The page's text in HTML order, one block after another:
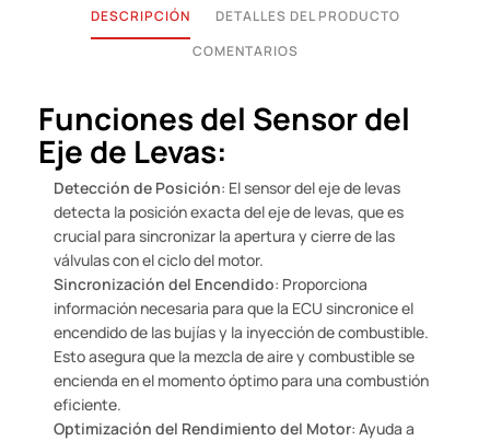
DESCRIPCIÓN
DETALLES DEL PRODUCTO
COMENTARIOS
Funciones del Sensor del
Eje de Levas:
Detección de Posición: El sensor del eje de levas
detecta la posición exacta del eje de levas, que es
crucial para sincronizar la apertura y cierre de las
válvulas con el ciclo del motor.
Sincronización del Encendido: Proporciona
información necesaria para que la ECU sincronice el
encendido de las bujías y la inyección de combustible.
Esto asegura que la mezcla de aire y combustible se
encienda en el momento óptimo para una combustión
eficiente.
Optimización del Rendimiento del Motor: Ayuda a